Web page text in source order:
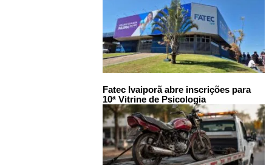
Fatec Ivaiporã abre inscrições para
10ª Vitrine de Psicologia